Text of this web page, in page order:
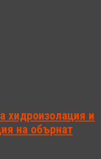
хидроизолация и
на обърнат